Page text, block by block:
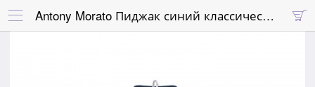
 
Antony Morato Пиджак синий классический, ткань с небольшим блеском